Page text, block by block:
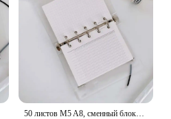
the fusion of form and
addition to any
and stationery.
50 листов M5 A8, сменный блокнот с отрывными листами, бумажная линия, индексная сетка, внутренние карты страниц, внутренний сменный переплет, бумажные страницы с 5 отверстиями